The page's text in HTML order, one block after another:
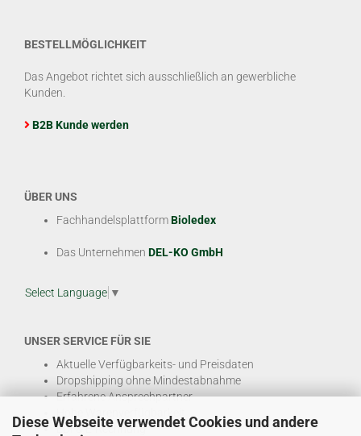
Diese Webseite verwendet Cookies und andere
BESTELLMÖGLICHKEIT
Das Angebot richtet sich ausschließlich an gewerbliche
Kunden.
B2B Kunde werden
ÜBER UNS
FachhandelsplattformBioledex
Das Unternehmen DEL-KO GmbH
Select Language ▼
UNSER SERVICE FÜR SIE
Aktuelle Verfügbarkeits- und Preisdaten
Dropshipping ohne Mindestabnahme
Erfahrene Ansprechpartner
EDI & E-Rechnung